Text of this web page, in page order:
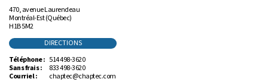
470, avenue Laurendeau
Montréal-Est (Québec)
H1B 5M2
DIRECTIONS
Téléphone : 514 498-3620
Sans frais :
833 498-3620
Courriel :
chaptec@chaptec.com